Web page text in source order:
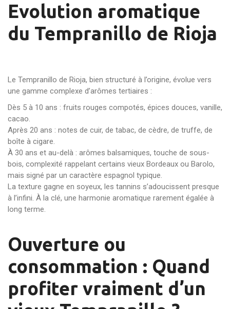
Evolution aromatique
du Tempranillo de Rioja
Le Tempranillo de Rioja, bien structuré à l’origine, évolue vers
une gamme complexe d’arômes tertiaires :
Dès 5 à 10 ans : fruits rouges compotés, épices douces, vanille,
cacao.
Après 20 ans : notes de cuir, de tabac, de cèdre, de truffe, de
boîte à cigare.
À 30 ans et au-delà : arômes balsamiques, touche de sous-
bois, complexité rappelant certains vieux Bordeaux ou Barolo,
mais signé par un caractère espagnol typique.
La texture gagne en soyeux, les tannins s’adoucissent presque
à l’infini. À la clé, une harmonie aromatique rarement égalée à
long terme.
Ouverture ou
consommation : Quand
profiter vraiment d’un